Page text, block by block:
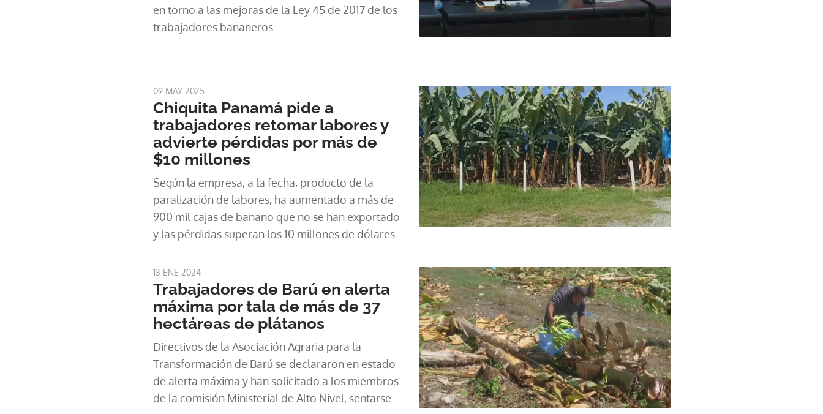
en torno a las mejoras de la Ley 45 de 2017 de los
trabajadores bananeros.
09 MAY 2025
Chiquita Panamá pide a
trabajadores retomar labores y
advierte pérdidas por más de
$10 millones
Según la empresa, a la fecha, producto de la
paralización de labores, ha aumentado a más de
900 mil cajas de banano que no se han exportado
y las pérdidas superan los 10 millones de dólares.
13 ENE 2024
Trabajadores de Barú en alerta
máxima por tala de más de 37
hectáreas de plátanos
Directivos de la Asociación Agraria para la
Transformación de Barú se declararon en estado
de alerta máxima y han solicitado a los miembros
de la comisión Ministerial de Alto Nivel, sentarse a